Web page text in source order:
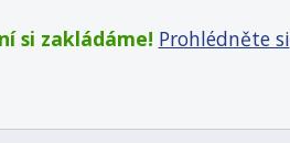
si zakládáme! Prohlédněte si